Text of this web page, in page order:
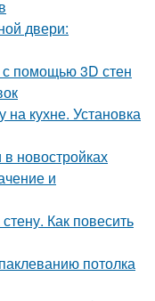
двери:
помощью 3D стен
на кухне. Установка
новостройках
и
Как повесить
потолка